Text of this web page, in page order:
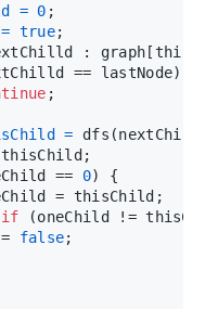
= 0 ;
= true;
:
== lastNode) {
;
=
== 0) {
= thisChild;
if (oneChild !=
false;